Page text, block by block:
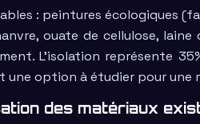
: peintures écologiques
ouate de cellulose,
L’isolation représente
une option à étudier pour une
des matériaux